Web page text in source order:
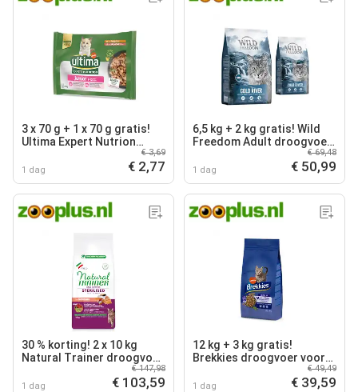
3 x 70 g + 1 x 70 g gratis!
Ultima Expert Nutrion
Junior Kip & Zalm
1 dag
€ 3,69
€ 2,77
6,5 kg + 2 kg gratis! Wild
Freedom Adult droogvoer
voor katten 8,5 kg - Cold
River met Zalm
1 dag
€ 69,48
€ 50,99
30 % korting! 2 x 10 kg
Natural Trainer droogvoer
1 dag
€ 147,98
€ 103,59
12 kg + 3 kg gratis!
Brekkies droogvoer voor
katten 15 kg - Compleet
Kattenvoer (15kg)
1 dag
€ 49,49
€ 39,59